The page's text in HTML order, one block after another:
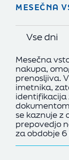
MESEČNA
Vse dni
Mesečna
nakupa,
prenosljiva.
imetnika,
identifikacija
se kaznuje z
prepovedjo
za obdobje 6